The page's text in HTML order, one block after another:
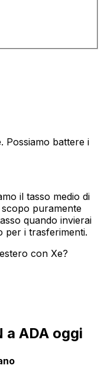
Possiamo battere i
il tasso medio di
puramente
quando invierai
per i trasferimenti.
con Xe?
a ADA oggi